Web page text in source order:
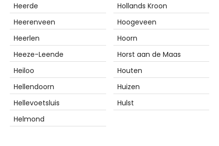
Heerde
Heerenveen
Heerlen
Heeze-Leende
Heiloo
Hellendoorn
Hellevoetsluis
Helmond
Hollands Kroon
Hoogeveen
Hoorn
Horst aan de Maas
Houten
Huizen
Hulst